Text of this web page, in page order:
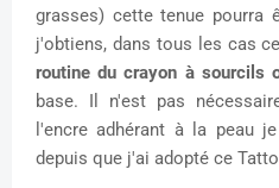
grasses) cette tenue pourra
j'obtiens, dans tous les cas
routine du crayon à sourcils
base. Il n'est pas
l'encre adhérant à la peau
depuis que j'ai adopté ce